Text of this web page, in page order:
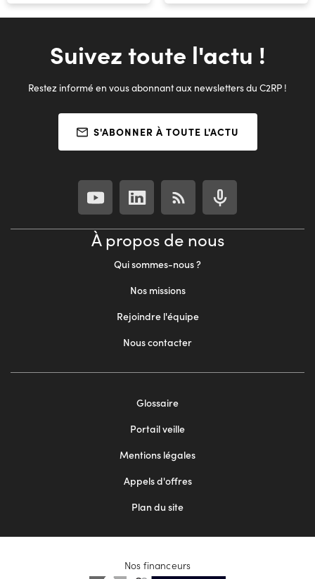
Suivez toute l'actu !
Restez informé en vous abonnant aux newsletters du C2RP !
S'ABONNER À TOUTE L'ACTU
À propos de nous
Qui sommes-nous ?
Nos missions
Rejoindre l'équipe
Nous contacter
Glossaire
Portail veille
Mentions légales
Appels d'offres
Plan du site
Nos financeurs